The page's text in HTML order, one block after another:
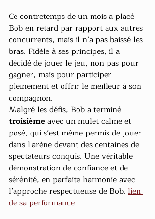
Ce contretemps de un mois a placé
Bob en retard par rapport aux autres
concurrents, mais il n’a pas baissé les
bras. Fidèle à ses principes, il a
décidé de jouer le jeu, non pas pour
gagner, mais pour participer
pleinement et offrir le meilleur à son
compagnon.
Malgré les défis, Bob a terminé
troisième avec un mulet calme et
posé, qui s’est même permis de jouer
dans l’arène devant des centaines de
spectateurs conquis. Une véritable
démonstration de confiance et de
sérénité, en parfaite harmonie avec
l’approche respectueuse de Bob. lien
de sa performance